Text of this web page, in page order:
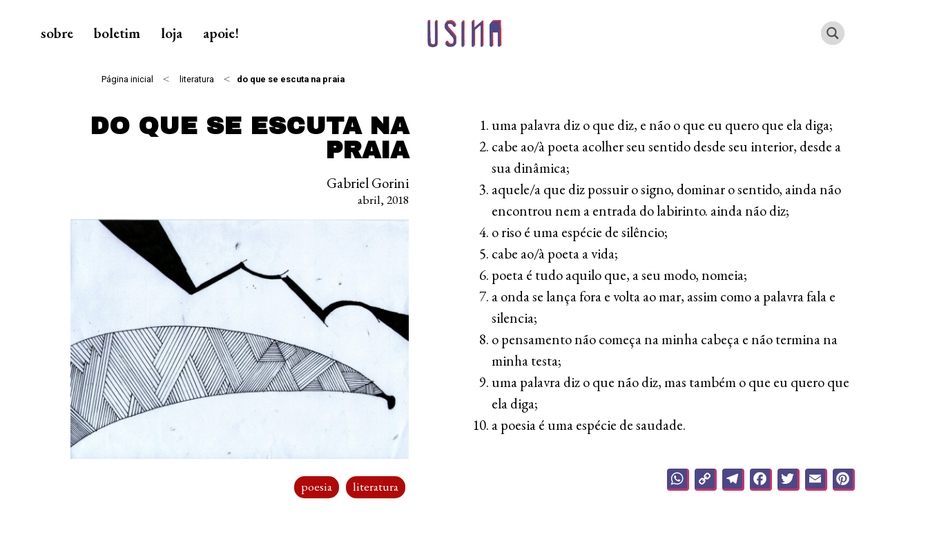
sobre boletim loja apoie!
Página inicial < literatura < do que se escuta na praia
DO QUE SE ESCUTA NA
PRAIA
Gabriel Gorini
abril, 2018
poesia literatura
uma palavra diz o que diz, e não o que eu quero que ela diga;
cabe ao/à poeta acolher seu sentido desde seu interior, desde a
sua dinâmica;
aquele/a que diz possuir o signo, dominar o sentido, ainda não
encontrou nem a entrada do labirinto. ainda não diz;
o riso é uma espécie de silêncio;
cabe ao/à poeta a vida;
poeta é tudo aquilo que, a seu modo, nomeia;
a onda se lança fora e volta ao mar, assim como a palavra fala e
silencia;
o pensamento não começa na minha cabeça e não termina na
minha testa;
uma palavra diz o que não diz, mas também o que eu quero que
ela diga;
a poesia é uma espécie de saudade.
WhatsApp
CopyTelegram
Facebook
Twitter
Email